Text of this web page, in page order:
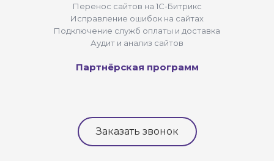
Перенос сайтов на 1С-Битрикс
Исправление ошибок на сайтах
Подключение служб оплаты и доставка
Аудит и анализ сайтов
Партнёрская программ
Заказать звонок